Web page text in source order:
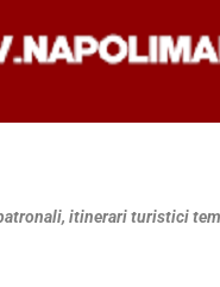
itinerari turistici